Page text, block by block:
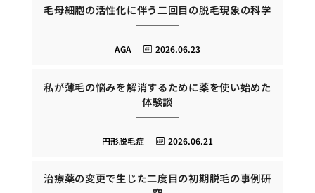
毛母細胞の活性化に伴う二回目の脱毛現象の科学
2026.06.23
AGA
私が薄毛の悩みを解消するために薬を使い始めた
体験談
2026.06.21
円形脱毛症
治療薬の変更で生じた二度目の初期脱毛の事例研